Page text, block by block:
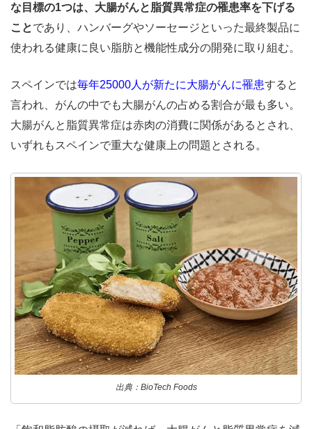
な目標の1つは、大腸がんと脂質異常症の罹患率を下げる
ことであり、ハンバーグやソーセージといった最終製品に
使われる健康に良い脂肪と機能性成分の開発に取り組む。
スペインでは毎年25000人が新たに大腸がんに罹患すると
言われ、がんの中でも大腸がんの占める割合が最も多い。
大腸がんと脂質異常症は赤肉の消費に関係があるとされ、
いずれもスペインで重大な健康上の問題とされる。
出典：BioTech Foods